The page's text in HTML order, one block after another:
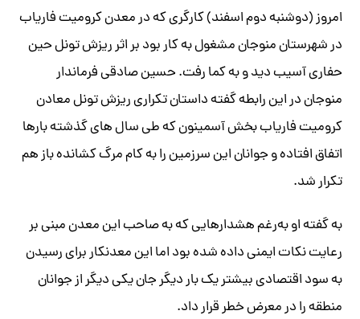
امروز (دوشنبه دوم اسفند) کارگری که در معدن کرومیت فاریاب
در شهرستان منوجان مشغول به کار بود بر اثر ریزش تونل حین
حفاری آسیب دید و به کما رفت. حسین صادقی فرماندار
منوجان در این رابطه گفته داستان تکراری ریزش تونل معادن
کرومیت فاریاب بخش آسمینون که طی سال های گذشته بارها
اتفاق افتاده و جوانان این سرزمین را به کام مرگ کشانده باز هم
تکرار شد.
به گفته او به‌رغم هشدارهایی که به صاحب این معدن مبنی بر
رعایت نکات ایمنی داده شده بود اما این معدنکار برای رسیدن
به سود اقتصادی بیشتر یک بار دیگر جان یکی دیگر از جوانان
منطقه را در معرض خطر قرار داد.